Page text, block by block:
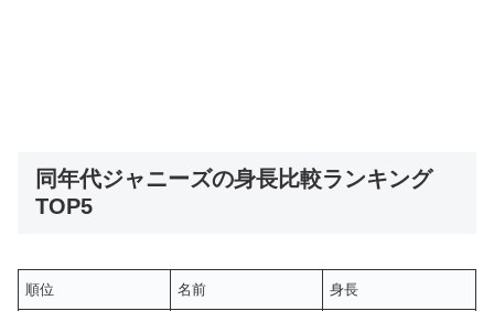
同年代ジャニーズの身長比較ランキング
TOP5
順位 名前 身長